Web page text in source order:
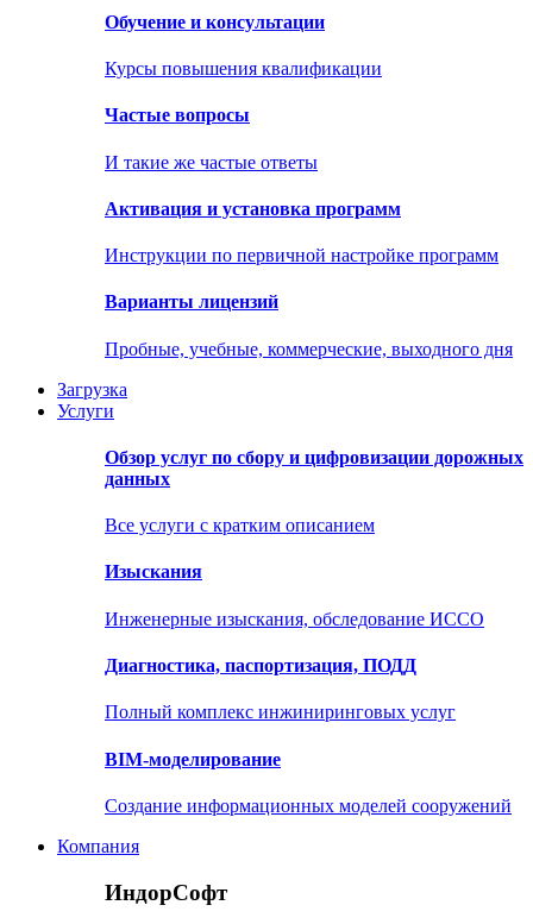
Обучение и консультации
Курсы повышения квалификации
Частые вопросы
И такие же частые ответы
Активация и установка программ
Инструкции по первичной настройке программ
Варианты лицензий
Пробные, учебные, коммерческие, выходного дня
Загрузка
Услуги
Обзор услуг по сбору и цифровизации дорожных
данных
Все услуги с кратким описанием
Изыскания
Инженерные изыскания, обследование ИССО
Диагностика, паспортизация, ПОДД
Полный комплекс инжиниринговых услуг
BIM-моделирование
Создание информационных моделей сооружений
Компания
ИндорСофт